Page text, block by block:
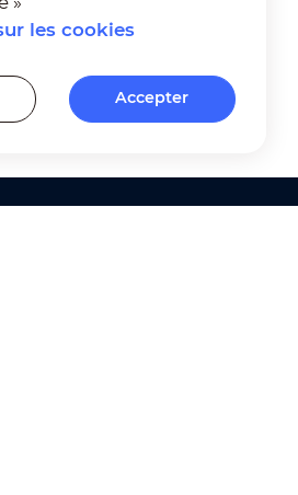
les cookies
Accepter